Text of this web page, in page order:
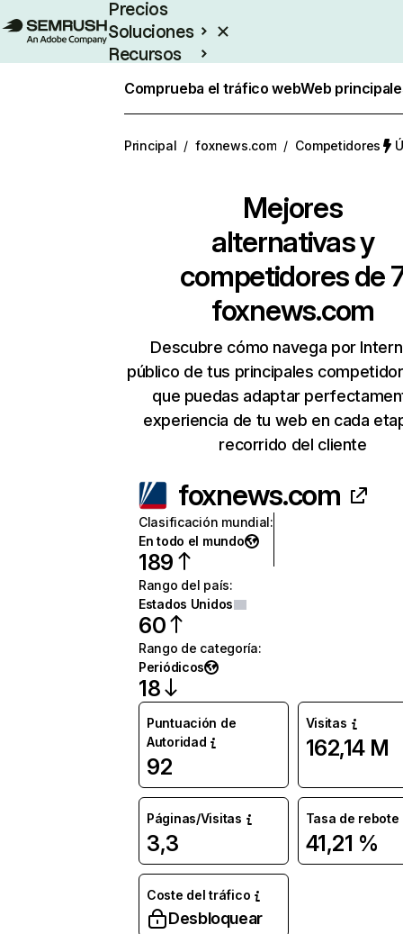
Precios
Soluciones
Recursos
Comprueba el tráfico webWeb
Principal / foxnews.com / Competidores
Mejores
alternativas y
competidores de
foxnews.com
Descubre cómo navega por
público de tus principales
que puedas adaptar
experiencia de tu web en cada
recorrido del cliente
foxnews.com
Clasificación mundial:
En todo el mundo
189
Rango del país:
Estados Unidos
60
Rango de categoría:
Periódicos
18
Puntuación de
Autoridad
92
Visitas
162,14 M
Páginas/Visitas
3,3
Tasa de rebote
41,21 %
Coste del tráfico
Desbloquear